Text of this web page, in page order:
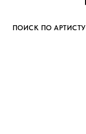
ПОИСК ПО АРТИСТУ